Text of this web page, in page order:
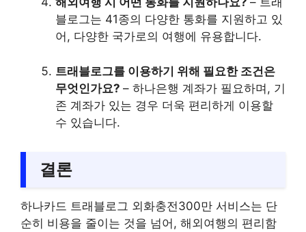
블로그는 41종의 다양한 통화를 지원하고 있
어, 다양한 국가로의 여행에 유용합니다.
트래블로그를 이용하기 위해 필요한 조건은
무엇인가요? – 하나은행 계좌가 필요하며, 기
존 계좌가 있는 경우 더욱 편리하게 이용할
수 있습니다.
결론
하나카드 트래블로그 외화충전300만 서비스는 단
순히 비용을 줄이는 것을 넘어, 해외여행의 편리함